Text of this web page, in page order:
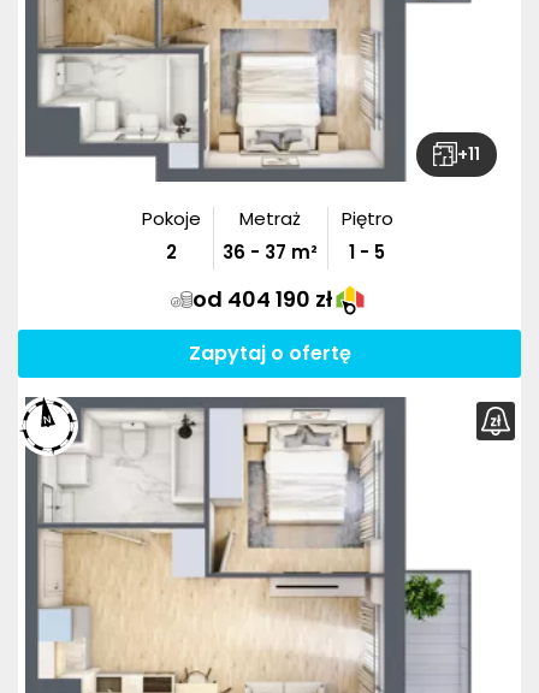
+11
Pokoje
2
Metraż
36 - 37 m²
Piętro
1 - 5
od 404 190 zł
Zapytaj o ofertę